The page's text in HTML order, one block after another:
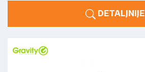
DETALJNIJE